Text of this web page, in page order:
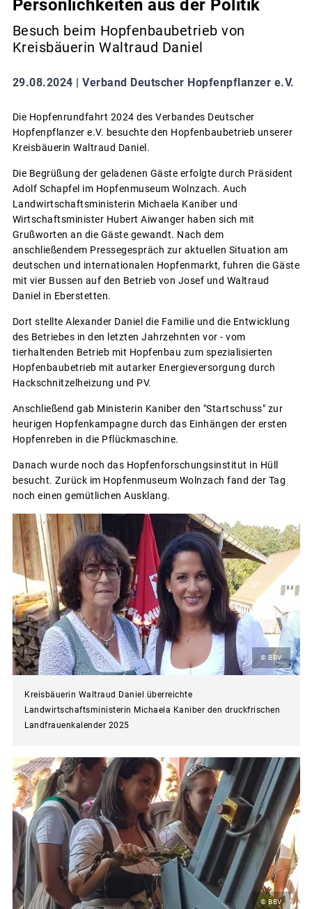
Persönlichkeiten aus der Politik
Besuch beim Hopfenbaubetrieb von
Kreisbäuerin Waltraud Daniel
29.08.2024 | Verband Deutscher Hopfenpflanzer e.V.
Die Hopfenrundfahrt 2024 des Verbandes Deutscher
Hopfenpflanzer e.V. besuchte den Hopfenbaubetrieb unserer
Kreisbäuerin Waltraud Daniel.
Die Begrüßung der geladenen Gäste erfolgte durch Präsident
Adolf Schapfel im Hopfenmuseum Wolnzach. Auch
Landwirtschaftsministerin Michaela Kaniber und
Wirtschaftsminister Hubert Aiwanger haben sich mit
Grußworten an die Gäste gewandt. Nach dem
anschließendem Pressegespräch zur aktuellen Situation am
deutschen und internationalen Hopfenmarkt, fuhren die Gäste
mit vier Bussen auf den Betrieb von Josef und Waltraud
Daniel in Eberstetten.
Dort stellte Alexander Daniel die Familie und die Entwicklung
des Betriebes in den letzten Jahrzehnten vor - vom
tierhaltenden Betrieb mit Hopfenbau zum spezialisierten
Hopfenbaubetrieb mit autarker Energieversorgung durch
Hackschnitzelheizung und PV.
Anschließend gab Ministerin Kaniber den "Startschuss" zur
heurigen Hopfenkampagne durch das Einhängen der ersten
Hopfenreben in die Pflückmaschine.
Danach wurde noch das Hopfenforschungsinstitut in Hüll
besucht. Zurück im Hopfenmuseum Wolnzach fand der Tag
noch einen gemütlichen Ausklang.
© BBV
Kreisbäuerin Waltraud Daniel überreichte
Landwirtschaftsministerin Michaela Kaniber den druckfrischen
Landfrauenkalender 2025
© BBV